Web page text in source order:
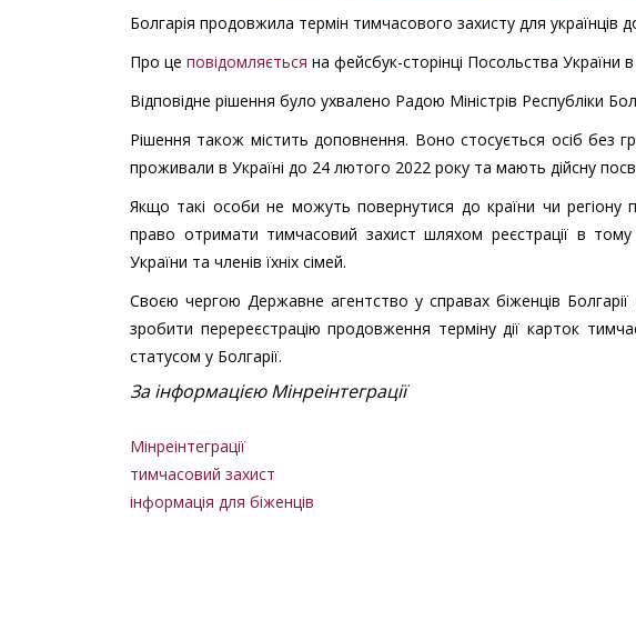
Болгарія продовжила термін тимчасового захисту для українців
Про це повідомляється на фейсбук-сторінці Посольства України в
Відповідне рішення було ухвалено Радою Міністрів Республіки
Рішення також містить доповнення. Воно стосується осіб без
проживали в Україні до 24 лютого 2022 року та мають дійсну
Якщо такі особи не можуть повернутися до країни чи
право отримати тимчасовий захист шляхом реєстрації в
України та членів їхніх сімей.
Своєю чергою Державне агентство у справах біженців
зробити перереєстрацію продовження терміну дії карток
статусом у Болгарії.
За інформацією Мінреінтеграції
Мінреінтеграції
тимчасовий захист
інформація для біженців